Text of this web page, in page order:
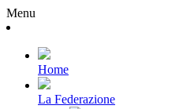
Menu
Home
La Federazione